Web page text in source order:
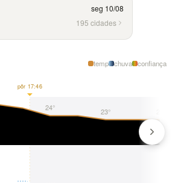
seg 10/08
195 cidades
temp chuva confiança
24° 23°
pôr 17:46